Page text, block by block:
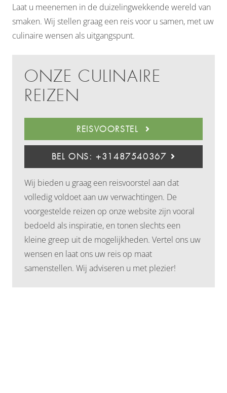
Laat u meenemen in de duizelingwekkende wereld van
smaken. Wij stellen graag een reis voor u samen, met uw
culinaire wensen als uitgangspunt.
ONZE CULINAIRE
REIZEN
REISVOORSTEL
BEL ONS: +31487540367
Wij bieden u graag een reisvoorstel aan dat
volledig voldoet aan uw verwachtingen. De
voorgestelde reizen op onze website zijn vooral
bedoeld als inspiratie, en tonen slechts een
kleine greep uit de mogelijkheden. Vertel ons uw
wensen en laat ons uw reis op maat
samenstellen. Wij adviseren u met plezier!